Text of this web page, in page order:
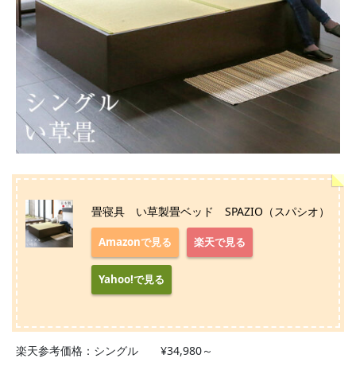
畳寝具 い草製畳ベッド SPAZIO（スパシオ）
Amazonで見る 楽天で見る
Yahoo!で見る
楽天参考価格：シングル ¥34,980～